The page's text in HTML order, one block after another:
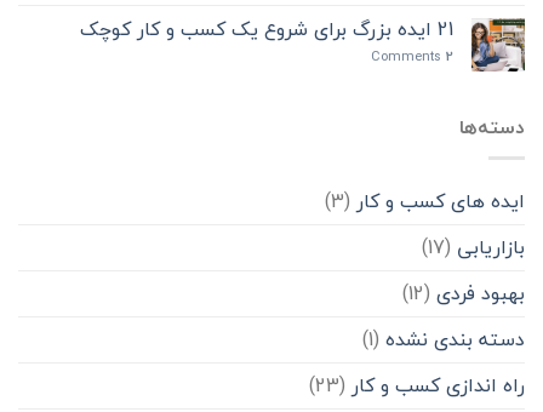
کسب
کار
مشاوره
مشتری
|
21 ایده بزرگ برای شروع یک کسب و کار کوچک
2
دسته‌ها
ایده های کسب و کار (3)
بازاریابی (17)
بهبود فردی (12)
دسته بندی نشده (1)
راه اندازی کسب و کار (23)